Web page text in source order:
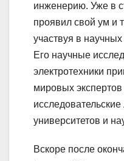
инженерию. Уже в
проявил свой ум и
участвуя в научных
Его научные
электротехники
мировых
университетов и
Вскоре после